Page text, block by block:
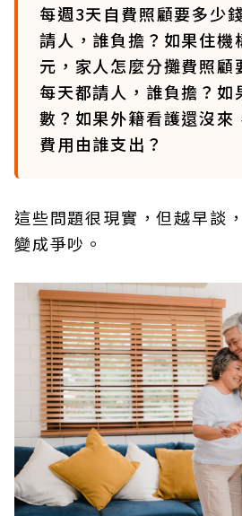
每週3天自費照顧要多少
請人，誰負擔？如果住機
元，家人怎麼分攤費照顧
每天都請人，誰負擔？如
數？如果外籍看護還沒來
費用由誰支出？
這些問題很現實，但越早談
變成爭吵。